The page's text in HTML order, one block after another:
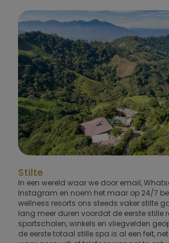
Stilte
In een wereld waar we door email,
Instagram en noem het maar op 24/7
wellness resorts ons steeds vaker stilte
lang meer duren voordat de eerste stille
sportscholen, winkels en vliegvelden
de eerste totaal stille spa is al een feit,